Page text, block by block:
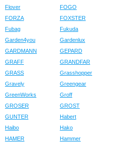
Flover
FOGO
FORZA
FOXSTER
Fubag
Fukuda
Garden4you
Gardenlux
GARDMANN
GEPARD
GRAFF
GRANDFAR
GRASS
Grasshopper
Gravely
Greengear
GreenWorks
Groff
GROSER
GROST
GUNTER
Habert
Haibo
Hako
HAMER
Hammer